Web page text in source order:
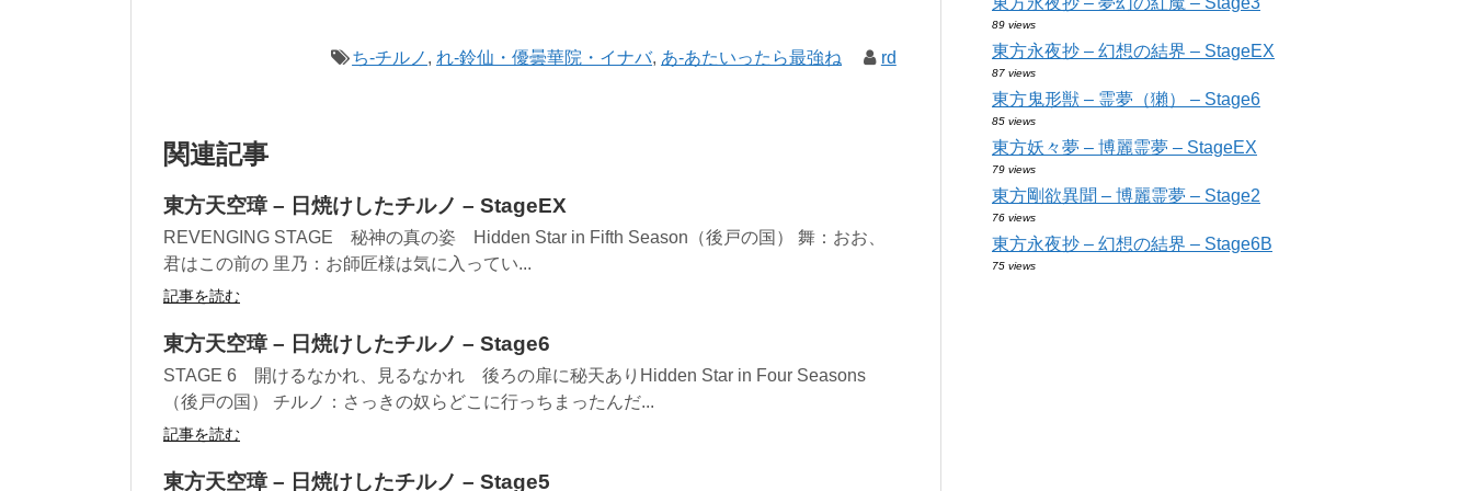
ち-チルノ , れ-鈴仙・優曇華院・イナバ, あ-あたいったら最強ね rd
関連記事
東方天空璋 – 日焼けしたチルノ – StageEX
REVENGING STAGE 秘神の真の姿 Hidden Star in Fifth Season（後戸の国） 舞：おお、
君はこの前の 里乃：お師匠様は気に入ってい...
記事を読む
東方天空璋 – 日焼けしたチルノ – Stage6
STAGE 6 開けるなかれ、見るなかれ 後ろの扉に秘天ありHidden Star in Four Seasons
（後戸の国） チルノ：さっきの奴らどこに行っちまったんだ...
記事を読む
東方天空璋 – 日焼けしたチルノ – Stage5
89 views
東方永夜抄 – 幻想の結界 – StageEX
87 views
東方鬼形獣 – 霊夢（獺） – Stage6
85 views
東方妖々夢 – 博麗霊夢 – StageEX
79 views
東方剛欲異聞 – 博麗霊夢 – Stage2
76 views
東方永夜抄 – 幻想の結界 – Stage6B
75 views